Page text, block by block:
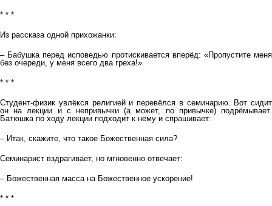
* * *
Из рассказа одной прихожанки:
– Бабушка перед исповедью протискивается вперёд: «Пропустите меня
без очереди, у меня всего два греха!»
* * *
Студент-физик увлёкся религией и перевёлся в семинарию. Вот сидит
он на лекции и с непривычки (а может, по привычке) подрёмывает.
Батюшка по ходу лекции подходит к нему и спрашивает:
– Итак, скажите, что такое Божественная сила?
Семинарист вздрагивает, но мгновенно отвечает:
– Божественная масса на Божественное ускорение!
* * *